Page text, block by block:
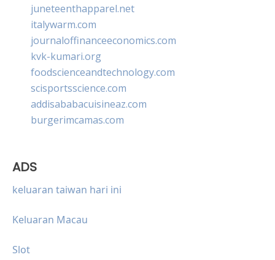
juneteenthapparel.net
italywarm.com
journaloffinanceeconomics.com
kvk-kumari.org
foodscienceandtechnology.com
scisportsscience.com
addisababacuisineaz.com
burgerimcamas.com
ADS
keluaran taiwan hari ini
Keluaran Macau
Slot